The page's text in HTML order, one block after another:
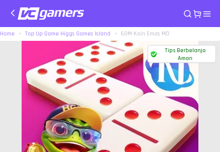
Home Top Up Game Higgs Games Island 60M Koin Emas MD
Tips Berbelanja
Aman